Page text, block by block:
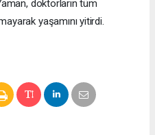
doktorların tüm
yaşamını yitirdi.